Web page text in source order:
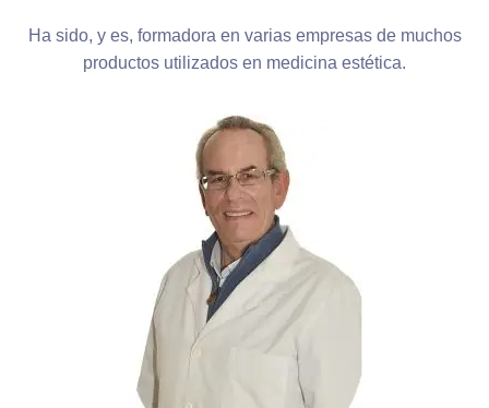
Ha sido, y es, formadora en varias empresas de muchos
productos utilizados en medicina estética.